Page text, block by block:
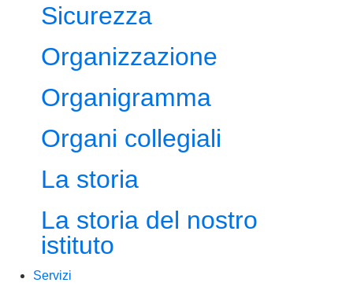
Sicurezza
Organizzazione
Organigramma
Organi collegiali
La storia
La storia del nostro
istituto
Servizi